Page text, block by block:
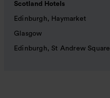
Scotland Hotels
Edinburgh, Haymarket
Glasgow
Edinburgh, St Andrew Square